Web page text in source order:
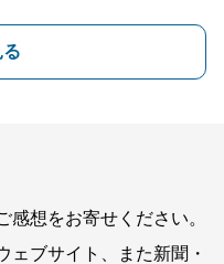
想をお寄せください。
ェブサイト、また新聞・